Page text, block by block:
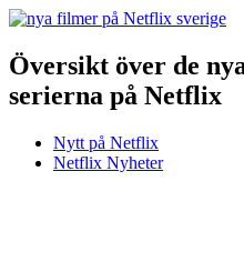
Översikt över de
serierna på Netflix
Nytt på Netflix
Netflix Nyheter